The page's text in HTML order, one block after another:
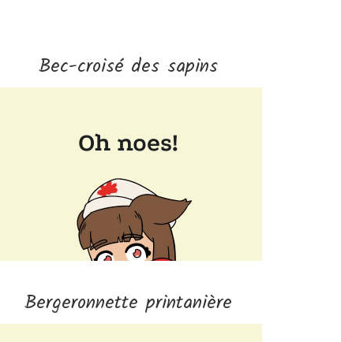
Bec-croisé des sapins
Bergeronnette printanière